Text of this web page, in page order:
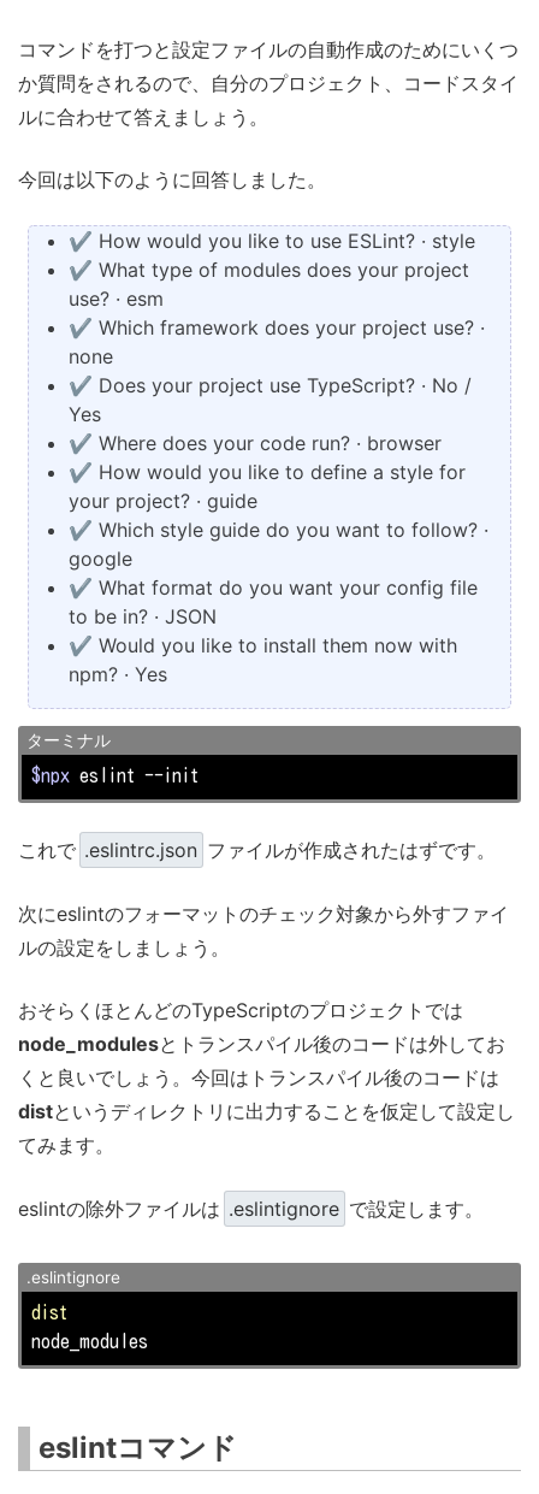
コマンドを打つと設定ファイルの自動作成のためにいくつ
か質問をされるので、自分のプロジェクト、コードスタイ
ルに合わせて答えましょう。
今回は以下のように回答しました。
✔ How would you like to use ESLint? · style
✔ What type of modules does your project
use? · esm
✔ Which framework does your project use? ·
none
✔ Does your project use TypeScript? · No /
Yes
✔ Where does your code run? · browser
✔ How would you like to define a style for
your project? · guide
✔ Which style guide do you want to follow? ·
google
✔ What format do you want your config file
to be in? · JSON
✔ Would you like to install them now with
npm? · Yes
ターミナル
$npx eslint --init
これで .eslintrc.json ファイルが作成されたはずです。
次にeslintのフォーマットのチェック対象から外すファイ
ルの設定をしましょう。
おそらくほとんどのTypeScriptのプロジェクトでは
node_modulesとトランスパイル後のコードは外してお
くと良いでしょう。今回はトランスパイル後のコードは
distというディレクトリに出力することを仮定して設定し
てみます。
eslintの除外ファイルは .eslintignore で設定します。
.eslintignore
dist
node_modules
eslintコマンド